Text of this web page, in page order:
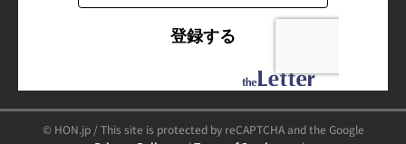
© HON.jp / This site is protected by reCAPTCHA and the Google